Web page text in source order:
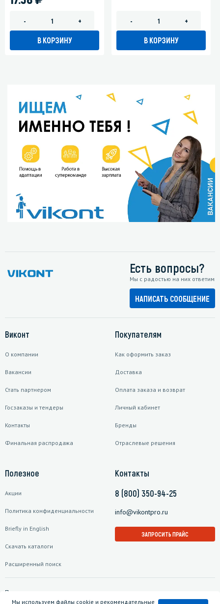
- +
В КОРЗИНУ
- +
В КОРЗИНУ
Есть вопросы?
Мы с радостью на них ответим
НАПИСАТЬ СООБЩЕНИЕ
Виконт
О компании
Вакансии
Стать партнером
Госзаказы и тендеры
Контакты
Финальная распродажа
Покупателям
Как оформить заказ
Доставка
Оплата заказа и возврат
Личный кабинет
Бренды
Отраслевые решения
Полезное
Акции
Политика конфиденциальности
Briefly in English
Скачать каталоги
Расширенный поиск
Контакты
8 (800) 350-94-25
info@vikontpro.ru
ЗАПРОСИТЬ ПРАЙС
Подписаться на рассылку
Мы используем файлы cookie и рекомендательные